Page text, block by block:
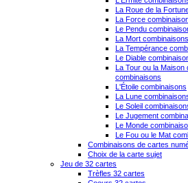
La Roue de la
La Force
Le Pendu
La Mort combinaisons
La Tempérance
Le Diable
La Tour ou la Maison
combinaisons
L'Étoile combinaisons
La Lune
Le Soleil
Le Jugement
Le Monde
Le Fou ou le Mat
Combinaisons de cartes
Choix de la carte sujet
Jeu de 32 cartes
Trèfles 32 cartes